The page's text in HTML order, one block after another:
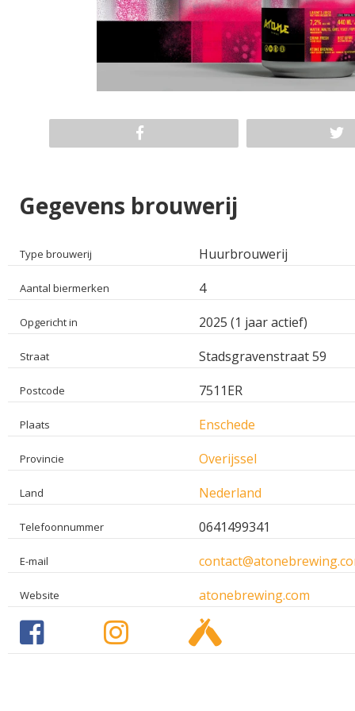
Gegevens brouwerij
Type brouwerij Huurbrouwerij
Aantal biermerken 4
Opgericht in 2025 (1 jaar actief)
Straat Stadsgravenstraat 59
Postcode 7511ER
Plaats Enschede
Provincie Overijssel
Land Nederland
Telefoonnummer 0641499341
E-mail
Website atonebrewing.com